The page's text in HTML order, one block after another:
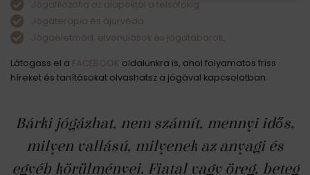
Jógafilozófia az alapoktól a felsőfokig.
Jógaterápia és ájurvéda.
Jógaéletmód, elvonulások és jógatáborok.
Látogass el a FACEBOOK oldalunkra is, ahol folyamatos friss
híreket és tanításokat olvashatsz a jógával kapcsolatban.
Bárki jógázhat, nem számít, mennyi idős,
milyen vallású, milyenek az anyagi és
egyéb körülményei. Fiatal vagy öreg, beteg